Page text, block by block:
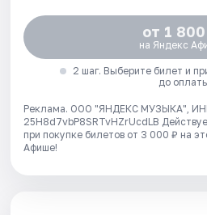
от 1
на Яндекс
2 шаг. Выберите билет и
до
Реклама. ООО "ЯНДЕКС МУЗЫКА",
25H8d7vbP8SRTvHZrUcdLB
при покупке билетов от 3 000 ₽ на
Афише!